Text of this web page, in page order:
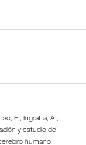
E., Ingratta, A.,
y estudio de
humano